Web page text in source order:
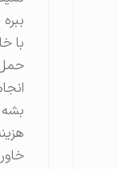
ببره باید
با خاور
حمل بار
انجام
هزینه
خاور